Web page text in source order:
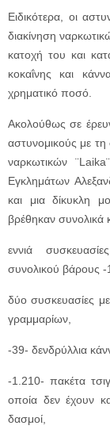
Ειδικότερα, οι
διακίνηση
κατοχή του και
κοκαΐνης και
χρηματικό ποσό.
Ακολούθως σε
αστυνομικούς με
ναρκωτικών
Εγκλημάτων
και μια δίκυκλη
βρέθηκαν συνολικά
εννιά
συνολικού βάρους
δύο συσκευασίες
γραμμαρίων,
-39- δενδρύλλια
-1.210- πακέτα
οποία δεν έχουν
δασμοί,